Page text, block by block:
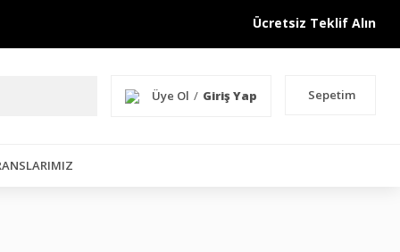
Ücretsiz Teklif Alın
Üye Ol / Giriş Yap Sepetim